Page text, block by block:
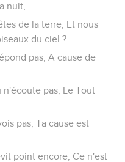
nuit,
de la terre, Et nous
du ciel ?
pas, A cause de
pas, Le Tout
pas, Ta cause est
point encore, Ce n'est